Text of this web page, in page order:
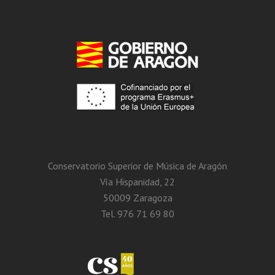
Conservatorio Superior de Música de Aragón
Vía Hispanidad, 22
50009 Zaragoza
Tel. 976 71 69 80